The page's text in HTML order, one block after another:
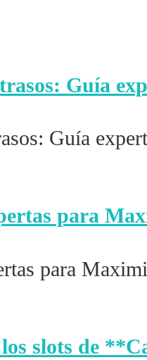
Guía
Guía
para
para
slots de